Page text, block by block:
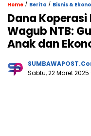
Home / Berita / Bisnis &
Dana
Wagub NTB:
Anak dan
Sabtu, 22 Maret 2025